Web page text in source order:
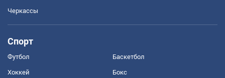
Черкассы
Спорт
Футбол Баскетбол
Хоккей Бокс